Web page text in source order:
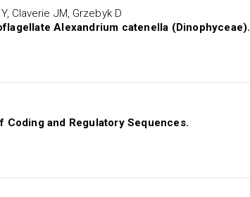
Claverie JM, Grzebyk D
Alexandrium catenella (Dinophyceae).
Coding and Regulatory Sequences.